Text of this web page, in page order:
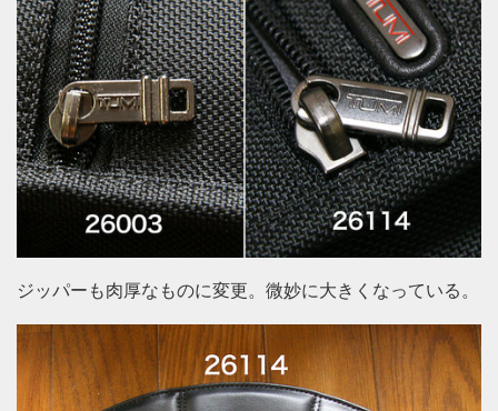
ジッパーも肉厚なものに変更。微妙に大きくなっている。